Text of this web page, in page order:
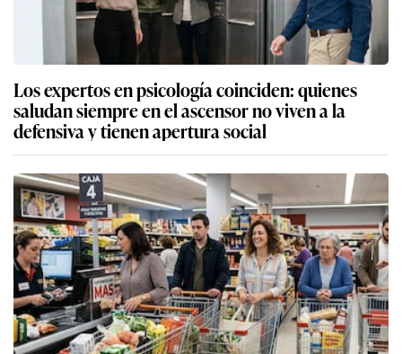
Los expertos en psicología coinciden: quienes
saludan siempre en el ascensor no viven a la
defensiva y tienen apertura social